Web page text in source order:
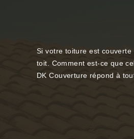
Si votre toiture est
toit. Comment est-ce que
DK Couverture répond à